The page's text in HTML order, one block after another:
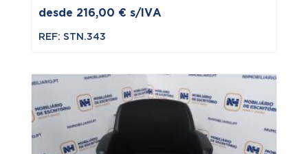
desde 216,00 € s/IVA
REF: STN.343